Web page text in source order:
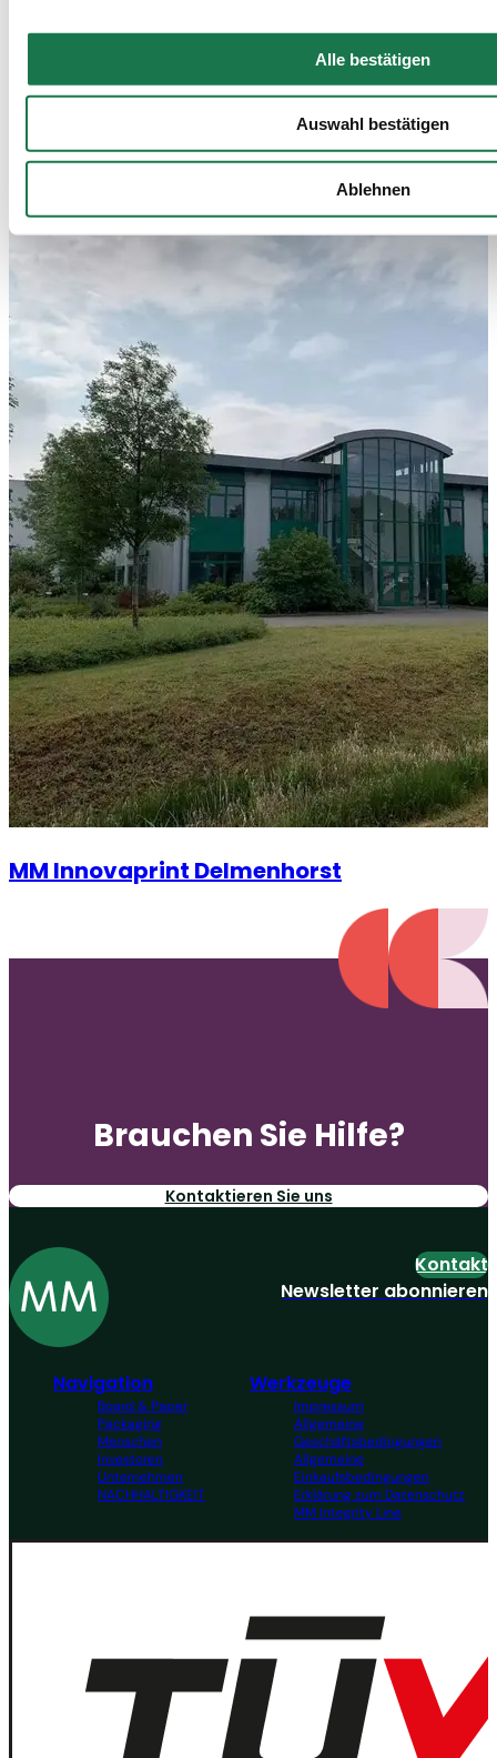
Alle bestätigen
Auswahl bestätigen
Ablehnen
MM Innovaprint Delmenhorst
Brauchen Sie Hilfe?
Kontaktieren Sie uns
Navigation
Board & Paper
Packaging
Menschen
Investoren
Unternehmen
NACHHALTIGKEIT
Werkzeuge
Impressum
Allgemeine
Geschäftsbedingungen
Allgemeine
Einkaufsbedingungen
Erklärung zum Datenschutz
MM Integrity Line
Kontakt
Newsletter abonnieren